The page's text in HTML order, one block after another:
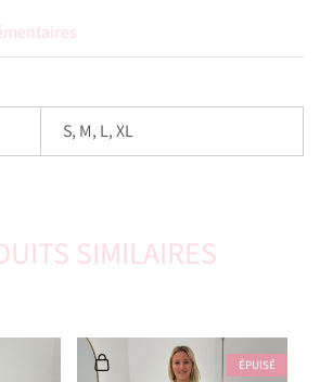
S, M, L, XL
SIMILAIRES
ÉPUISÉ